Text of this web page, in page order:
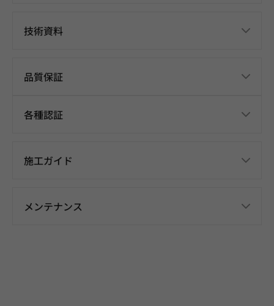
技術資料
品質保証
各種認証
施工ガイド
メンテナンス